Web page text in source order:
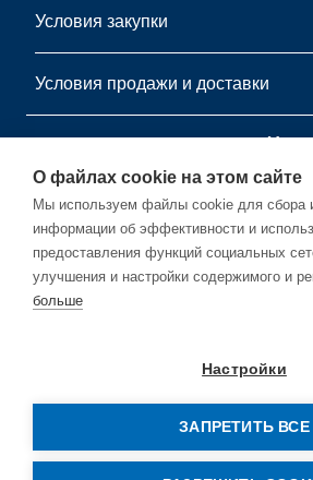
Условия закупки
Условия продажи и доставки
информационный
Подпишитесь на нашу бесплатную
© Copyright by Rehm Thermal
О файлах cookie на этом сайте
Мы используем файлы cookie для сбора
информации об эффективности и
предоставления функций социальных
улучшения и настройки содержимого и
больше
Настройки
ЗАПРЕТИТЬ ВСЕ